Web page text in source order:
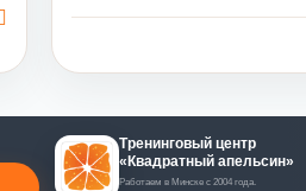
Тренинговый центр
«Квадратный апельсин»
Работаем в Минске с 2004 года.